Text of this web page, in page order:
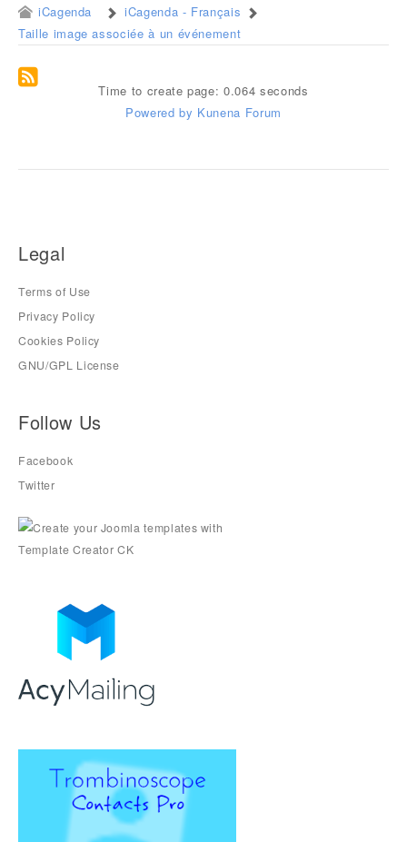
iCagenda
iCagenda - Français
Taille image associée à un événement
Time to create page: 0.064 seconds
Powered by Kunena Forum
Legal
Terms of Use
Privacy Policy
Cookies Policy
GNU/GPL License
Follow Us
Facebook
Twitter